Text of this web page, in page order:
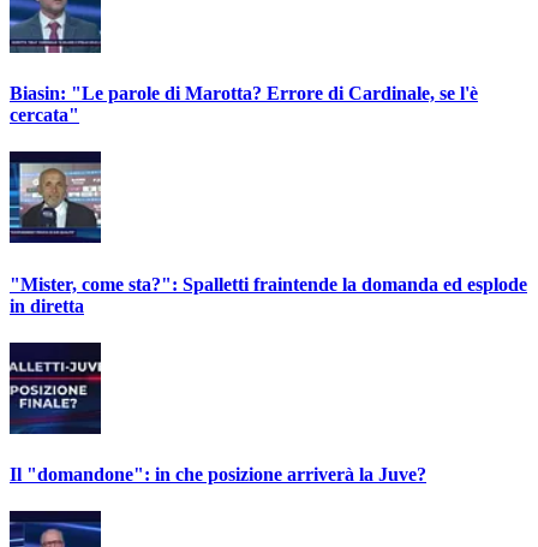
Biasin: "Le parole di Marotta? Errore di Cardinale, se l'è
cercata"
"Mister, come sta?": Spalletti fraintende la domanda ed esplode
in diretta
Il "domandone": in che posizione arriverà la Juve?